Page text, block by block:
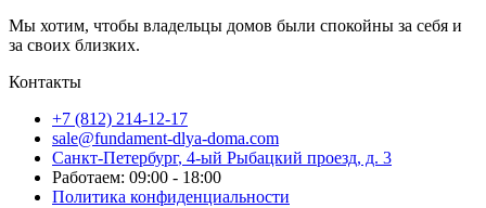
Мы хотим, чтобы владельцы домов были спокойны за себя и
за своих близких.
Контакты
+7 (812) 214-12-17
sale@fundament-dlya-doma.com
Санкт-Петербург, 4-ый Рыбацкий проезд, д. 3
Работаем: 09:00 - 18:00
Политика конфиденциальности